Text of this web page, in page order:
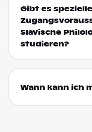
Gibt es spezielle
Slavische
studieren?
Wann kann ich